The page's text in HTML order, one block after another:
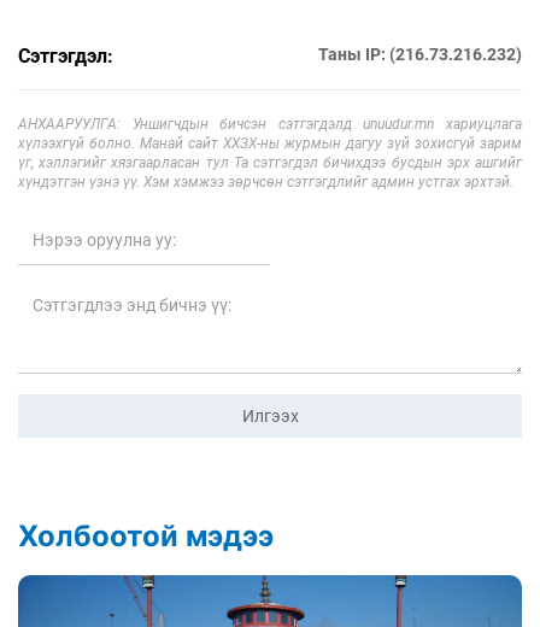
Сэтгэгдэл: Таны IP: (216.73.216.232)
АНХААРУУЛГА: Уншигчдын бичсэн сэтгэгдэлд unuudur.mn хариуцлага
хүлээхгүй болно. Манай сайт ХХЗХ-ны журмын дагуу зүй зохисгүй зарим
үг, хэллэгийг хязгаарласан тул Та сэтгэгдэл бичихдээ бусдын эрх ашгийг
хүндэтгэн үзнэ үү. Хэм хэмжээ зөрчсөн сэтгэгдлийг админ устгах эрхтэй.
Илгээх
Холбоотой мэдээ